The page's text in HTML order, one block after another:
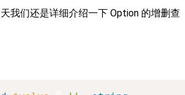
我们还是详细介绍一下 Option 的增删查